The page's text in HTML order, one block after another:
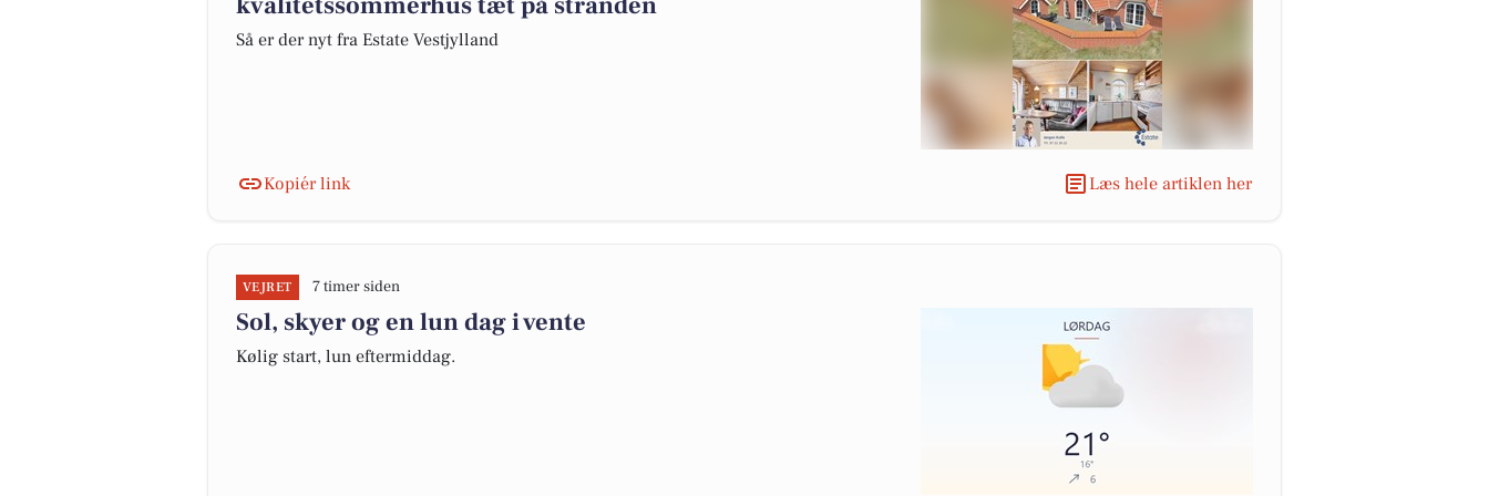
Så er der nyt fra Estate Vestjylland
Kopiér link Læs hele artiklen her
VEJRET 7 timer siden
Sol, skyer og en lun dag i vente
Kølig start, lun eftermiddag.